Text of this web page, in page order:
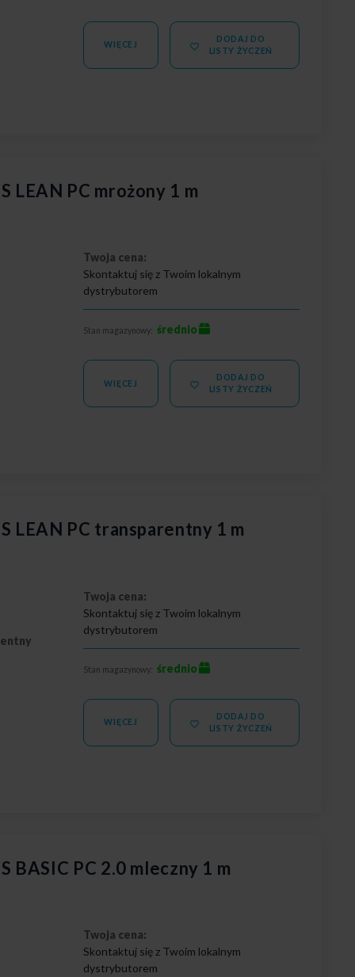
WIĘCEJ
DODAJ DO
LISTY ŻYCZEŃ
LEAN PC mrożony 1 m
Twoja cena:
Skontaktuj się z Twoim lokalnym
dystrybutorem
Stan magazynowy: średnio
WIĘCEJ
DODAJ DO
LISTY ŻYCZEŃ
LEAN PC transparentny 1 m
Twoja cena:
Skontaktuj się z Twoim lokalnym
dystrybutorem
Stan magazynowy: średnio
WIĘCEJ
DODAJ DO
LISTY ŻYCZEŃ
BASIC PC 2.0 mleczny 1 m
Twoja cena:
Skontaktuj się z Twoim lokalnym
dystrybutorem